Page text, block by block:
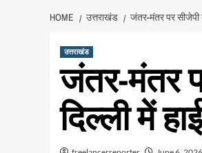
HOME उत्तराखंड जंतर-मंतर पर सीजेपी
उत्तराखंड
जंतर-मंतर
दिल्ली में